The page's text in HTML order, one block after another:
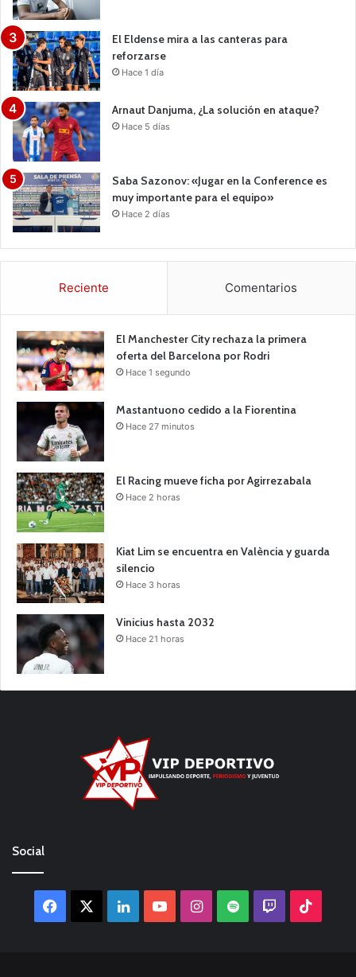
El Eldense mira a las canteras para
reforzarse
Hace 1 día
Arnaut Danjuma, ¿La solución en ataque?
Hace 5 días
Saba Sazonov: «Jugar en la Conference es
muy importante para el equipo»
Hace 2 días
Reciente Comentarios
El Manchester City rechaza la primera
oferta del Barcelona por Rodri
Hace 1 segundo
Mastantuono cedido a la Fiorentina
Hace 27 minutos
El Racing mueve ficha por Agirrezabala
Hace 2 horas
Kiat Lim se encuentra en València y guarda
silencio
Hace 3 horas
Vinicius hasta 2032
Hace 21 horas
Social
Facebook LinkedInYouTubeInstagram
Spotify Twitch